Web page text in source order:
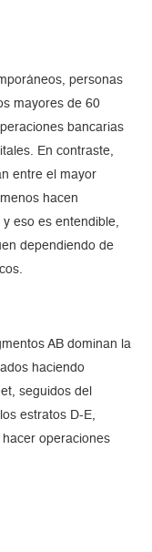
personas
mayores de 60
bancarias
En contraste,
entre el mayor
hacen
eso es entendible,
dependiendo de
AB dominan la
haciendo
seguidos del
estratos D-E,
operaciones